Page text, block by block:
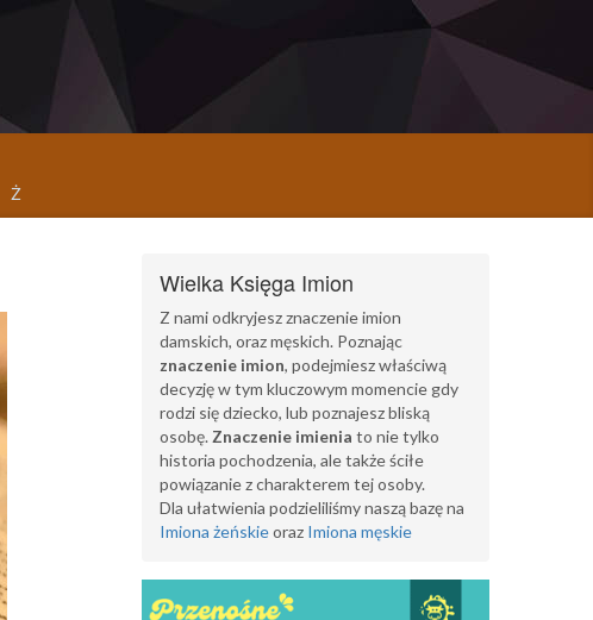
Ż
Wielka Księga Imion
Z nami odkryjesz znaczenie imion
damskich, oraz męskich. Poznając
znaczenie imion, podejmiesz właściwą
decyzję w tym kluczowym momencie gdy
rodzi się dziecko, lub poznajesz bliską
osobę. Znaczenie imienia to nie tylko
historia pochodzenia, ale także ściłe
powiązanie z charakterem tej osoby.
Dla ułatwienia podzieliliśmy naszą bazę na
Imiona żeńskieoraz Imiona męskie